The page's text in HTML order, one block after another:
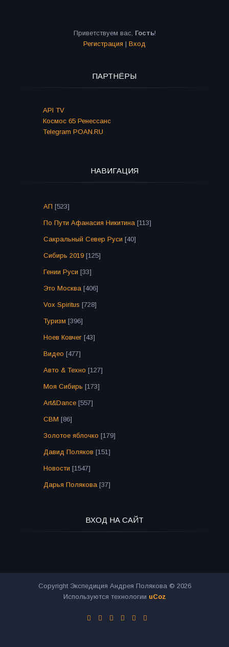
Приветствуем вас, Гость!
Регистрация | Вход
ПАРТНЁРЫ
API TV
Космос 65 Ренессанс
Telegram POAN.RU
НАВИГАЦИЯ
АП [523]
По Пути Афанасия Никитина [113]
Сакральный Север Руси [40]
Сибирь 2019 [125]
Гении Руси [33]
Это Москва [406]
Vox Spiritus [728]
Туризм [396]
Ноев Ковчег [43]
Видео [477]
Авто & Техно [127]
Моя Сибирь [173]
Art&Dance [557]
СВМ [86]
Золотое яблочко [179]
Давид Поляков [151]
Новости [1547]
Дарья Полякова [37]
ВХОД НА САЙТ
Copyright Экспедиция Андрея Полякова © 2026
Используются технологии uCoz